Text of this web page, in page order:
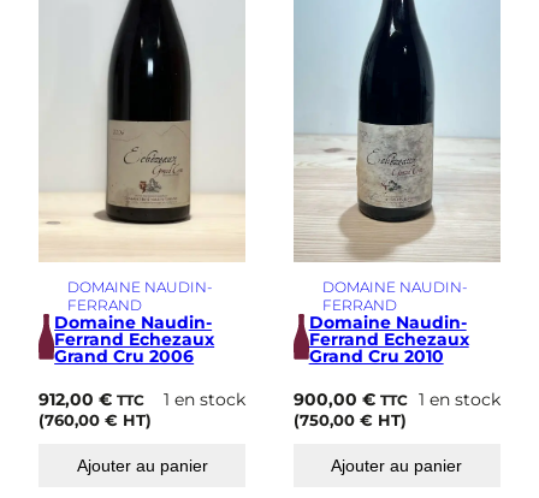
DOMAINE NAUDIN-
FERRAND
Domaine Naudin-
Ferrand Echezaux
Grand Cru 2006
912,00€ TTC
(760,00€ HT)
1 en stock
Ajouter au panier
DOMAINE NAUDIN-
FERRAND
Domaine Naudin-
Ferrand Echezaux
Grand Cru 2010
900,00 € TTC
(750,00 €HT)
1 en stock
Ajouter au panier